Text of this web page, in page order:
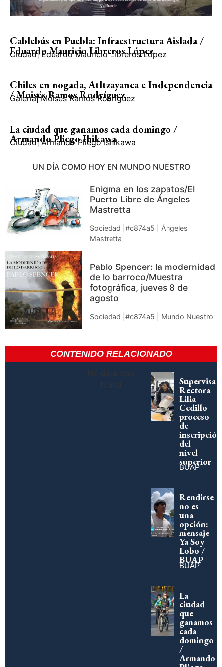
Cablebús en Puebla: Infraestructura Aislada /
Eduardo Mauricio Libreros López
Ciudad| Eduardo Mauricio Libreros López
Chiles en nogada, Atltzayanca e Independencia
/ Moisés Ramos Rodríguez
Galería| Moisés Ramos Rodríguez
La ciudad que ganamos cada domingo /
Armando Pliego Ihikawa
Ciudad| Armando Pliego Ishikawa
UN DÍA COMO HOY EN MUNDO NUESTRO
Enigma en los zapatos/El
Puerto Libre de Ángeles
Mastretta
Sociedad |#c874a5 | Ángeles
Mastretta
Pablo Spencer: la modernidad
de lo barroco/Muestra
fotográfica, jueves 8 de
agosto
Sociedad |#c874a5 | Mundo Nuestro
CONTENIDO RELACIONADO
No data was
found
Supervisa
Rectora
Lilia
Cedillo
proceso
de
inscripción
del
nivel
superior
BUAP
Rendirse
no es
una
opción:
mensaje
Ya Soy
Lobo /
BUAP
BUAP
La
ciudad
que
ganamos
cada
domingo
/
Armando